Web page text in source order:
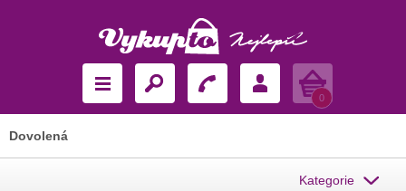
Košík
0
Dovolená
Kategorie